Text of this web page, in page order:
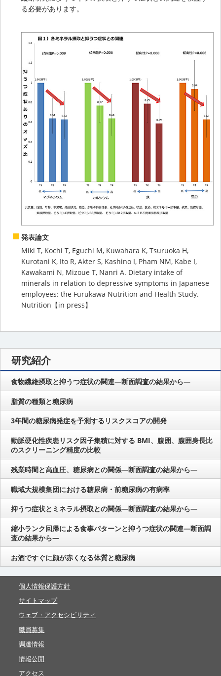
る必要があります。
発表論文
Miki T, Kochi T, Eguchi M, Kuwahara K, Tsuruoka H,
Kurotani K, Ito R, Akter S, Kashino I, Pham NM, Kabe I,
Kawakami N, Mizoue T, Nanri A. Dietary intake of
minerals in relation to depressive symptoms in Japanese
employees: the Furukawa Nutrition and Health Study.
Nutrition【in press】
研究紹介
食物繊維摂取と抑うつ症状の関連―断面調査の結果から―
脂質の種類と糖尿病
3年間の糖尿病発症を予測するリスクスコアの開発
動脈硬化性疾患リスク因子集積に対する BMI、腹囲、腹囲身長比
のスクリーニング精度の比較
残業時間と高血圧、糖尿病との関係―断面調査の結果から―
職域大規模集団における糖尿病・前糖尿病の有病率
抑うつ症状とミネラル摂取との関係―断面調査の結果から―
縮小ランク回帰による食事パターンと抑うつ症状の関連―断面調
査の結果から―
お酒ですぐに顔が赤くなる体質と糖尿病
個人情報保護方針
サイトマップ
ウェブ・アクセシビリティ
職員募集
調達情報
情報公開
アクセス